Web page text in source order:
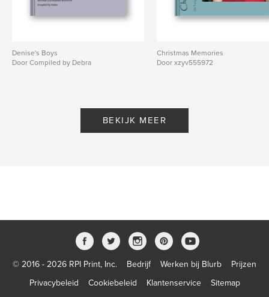
Denise's Boys
Door Compiled by Debra
Christmas Memories
Door xzyv555972
BEKIJK MEER
© 2016 - 2026 RPI Print, Inc. Bedrijf Werken bij Blurb
Prijzen
Privacybeleid
Cookiebeleid Klantenservice Sitemap